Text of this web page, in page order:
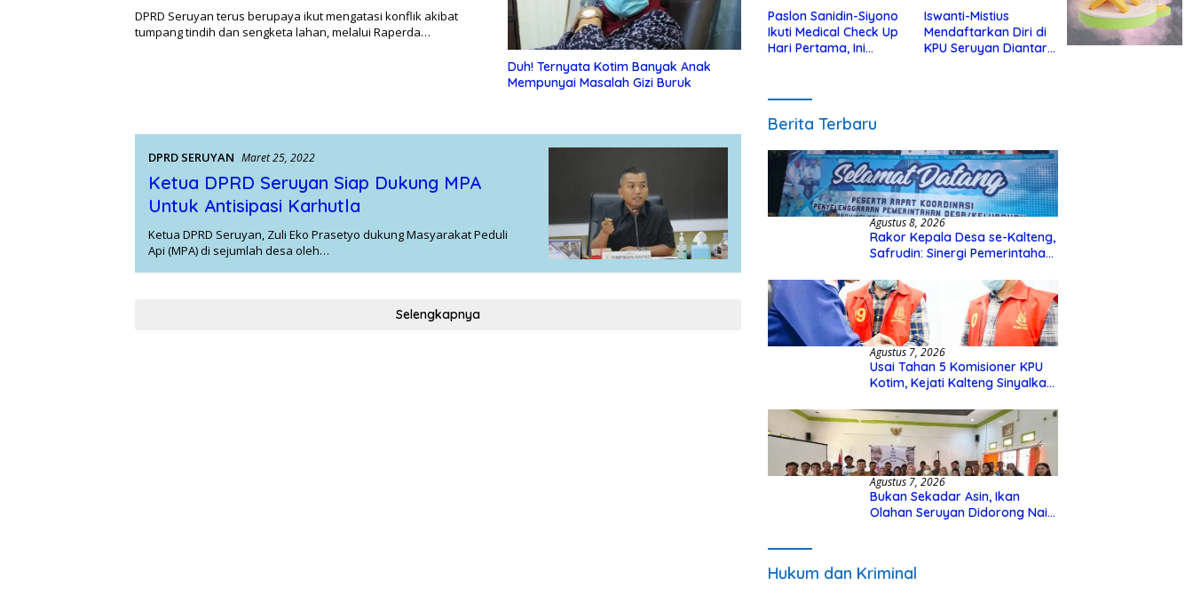
DPRD Seruyan terus berupaya ikut mengatasi konflik akibat
tumpang tindih dan sengketa lahan, melalui Raperda…
Duh! Ternyata Kotim Banyak Anak
Mempunyai Masalah Gizi Buruk
DPRD SERUYAN Maret 25, 2022
Ketua DPRD Seruyan Siap Dukung MPA
Untuk Antisipasi Karhutla
Ketua DPRD Seruyan, Zuli Eko Prasetyo dukung Masyarakat Peduli
Api (MPA) di sejumlah desa oleh…
Selengkapnya
Paslon Sanidin-Siyono
Ikuti Medical Check Up
Hari Pertama, Ini
Iswanti-Mistius
Mendaftarkan Diri di
KPU Seruyan Diantar
Berita Terbaru
Agustus 8, 2026
Rakor Kepala Desa se-Kalteng,
Safrudin: Sinergi Pemerintahan
Pembangunan Desa
Agustus 7, 2026
Usai Tahan 5 Komisioner KPU
Kotim, Kejati Kalteng Sinyalkan
Hibah Rp40 Miliar
Agustus 7, 2026
Bukan Sekadar Asin, Ikan
Olahan Seruyan Didorong Naik
Hukum dan Kriminal